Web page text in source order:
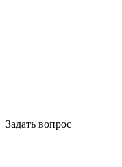
Задать вопрос